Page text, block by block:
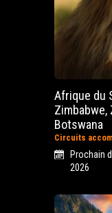
Afrique du
Zimbabwe,
Botswana
Circuits
Prochain
2026